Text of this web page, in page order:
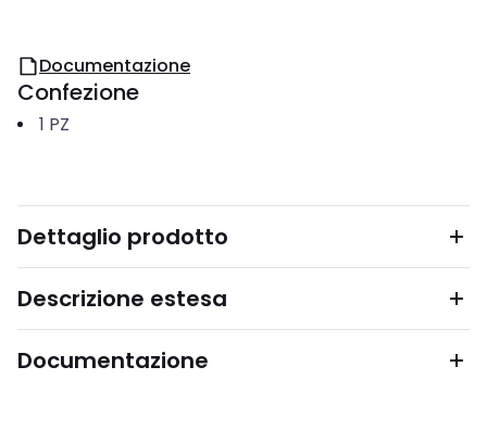
Documentazione
Confezione
1 PZ
Dettaglio prodotto
Descrizione estesa
Documentazione